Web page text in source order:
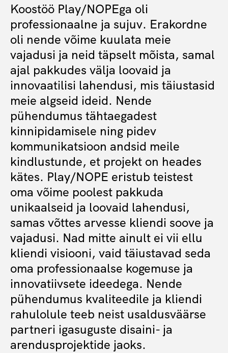
Koostöö Play/NOPEga oli
professionaalne ja sujuv. Erakordne
oli nende võime kuulata meie
vajadusi ja neid täpselt mõista, samal
ajal pakkudes välja loovaid ja
innovaatilisi lahendusi, mis täiustasid
meie algseid ideid. Nende
pühendumus tähtaegadest
kinnipidamisele ning pidev
kommunikatsioon andsid meile
kindlustunde, et projekt on heades
kätes. Play/NOPE eristub teistest
oma võime poolest pakkuda
unikaalseid ja loovaid lahendusi,
samas võttes arvesse kliendi soove ja
vajadusi. Nad mitte ainult ei vii ellu
kliendi visiooni, vaid täiustavad seda
oma professionaalse kogemuse ja
innovatiivsete ideedega. Nende
pühendumus kvaliteedile ja kliendi
rahulolule teeb neist usaldusväärse
partneri igasuguste disaini- ja
arendusprojektide jaoks.